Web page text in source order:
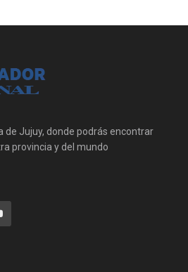
de Jujuy, donde podrás encontrar
provincia y del mundo